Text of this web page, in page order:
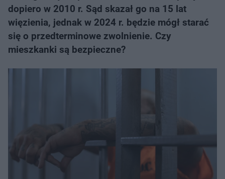
dopiero w 2010 r. Sąd skazał go na 15 lat
więzienia, jednak w 2024 r. będzie mógł starać
się o przedterminowe zwolnienie. Czy
mieszkanki są bezpieczne?